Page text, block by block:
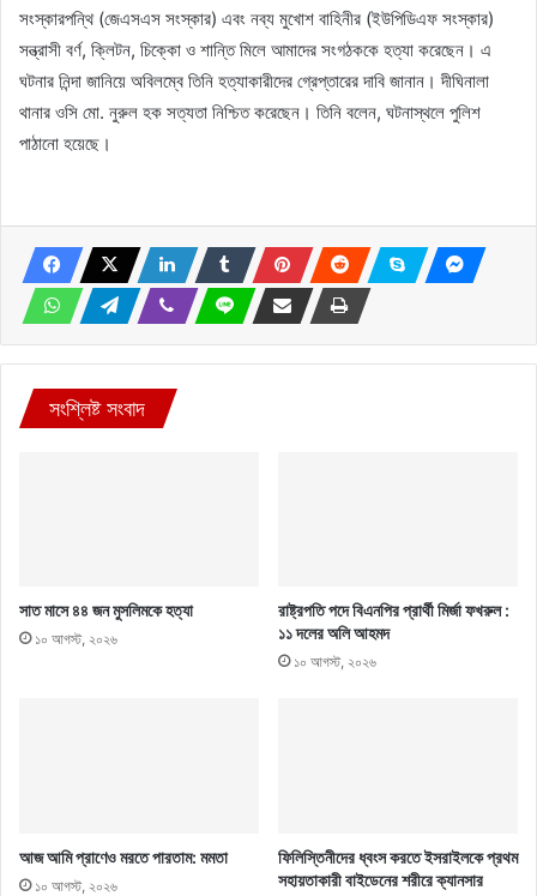
সংস্কারপন্থি (জেএসএস সংস্কার) এবং নব্য মুখোশ বাহিনীর (ইউপিডিএফ সংস্কার)
সন্ত্রাসী বর্ণ, ক্লিটন, চিক্কো ও শান্তি মিলে আমাদের সংগঠককে হত্যা করেছেন। এ
ঘটনার নিন্দা জানিয়ে অবিলম্বে তিনি হত্যাকারীদের গ্রেপ্তারের দাবি জানান। দীঘিনালা
থানার ওসি মো. নুরুল হক সত্যতা নিশ্চিত করেছেন। তিনি বলেন, ঘটনাস্থলে পুলিশ
পাঠানো হয়েছে।
সংশ্লিষ্ট সংবাদ
সাত মাসে ৪৪ জন মুসলিমকে হত্যা
১০ আগস্ট, ২০২৬
রাষ্ট্রপতি পদে বিএনপির প্রার্থী মির্জা ফখরুল :
১১ দলের অলি আহমদ
১০ আগস্ট, ২০২৬
আজ আমি প্রাণেও মরতে পারতাম: মমতা
১০ আগস্ট, ২০২৬
ফিলিস্তিনীদের ধ্বংস করতে ইসরাইলকে প্রথম
সহায়তাকারী বাইডেনের শরীরে ক্যানসার